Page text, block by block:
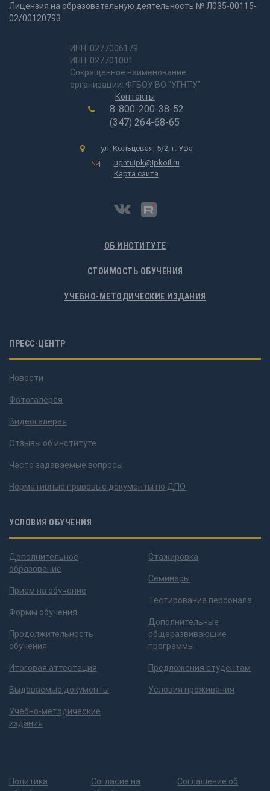
Лицензия на образовательную деятельность № Л035-00115-
02/00120793
ИНН: 0277006179
ИНН: 027701001
Сокращенное наименование
организации: ФГБОУ ВО "УГНТУ"
Контакты
8-800-200-38-52
(347) 264-68-65
ул. Кольцевая, 5/2, г. Уфа
ugntuipk@ipkoil.ru
Карта сайта
ОБ ИНСТИТУТЕ
СТОИМОСТЬ ОБУЧЕНИЯ
УЧЕБНО-МЕТОДИЧЕСКИЕ ИЗДАНИЯ
ПРЕСС-ЦЕНТР
Новости
Фотогалерея
Видеогалерея
Отзывы об институте
Часто задаваемые вопросы
Нормативные правовые документы по ДПО
УСЛОВИЯ ОБУЧЕНИЯ
Дополнительное
образование
Прием на обучение
Формы обучения
Продолжительность
обучения
Итоговая аттестация
Выдаваемые документы
Учебно-методические
издания
Стажировка
Семинары
Тестирование персонала
Дополнительные
общеразвивающие
программы
Предложения студентам
Условия проживания
Политика
Согласие на
Соглашение об